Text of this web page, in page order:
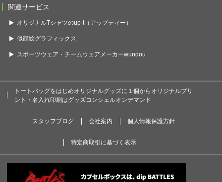
関連サービス
オリジナルTシャツのup-t（アップティー）
似顔絵グラフィックス
スポーツウェア・チームウェアメーカーwundou
トートバッグをはじめオリジナルグッズに１個からオリジナルプリ
ント・名入れ印刷はグッズコンシェルオンデマンド
スタッフブログ 会社案内 個人情報保護方針
特定商取引に基づく表示